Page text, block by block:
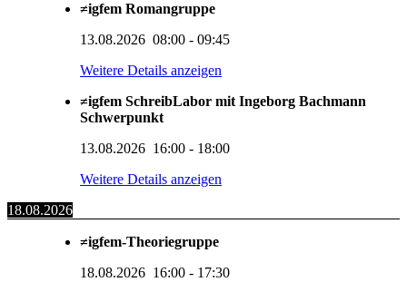
≠igfem Romangruppe
13.08.2026 08:00 - 09:45
Weitere Details anzeigen
≠igfem SchreibLabor mit Ingeborg Bachmann
Schwerpunkt
13.08.2026 16:00 - 18:00
Weitere Details anzeigen
18.08.2026
≠igfem-Theoriegruppe
18.08.2026 16:00 - 17:30